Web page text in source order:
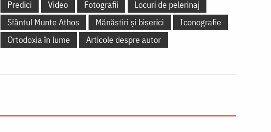
Predici
Video Fotografii
Locuri de pelerinaj
Sfântul Munte Athos
Mănăstiri și biserici
Iconografie
Ortodoxia în lume
Articole despre autor